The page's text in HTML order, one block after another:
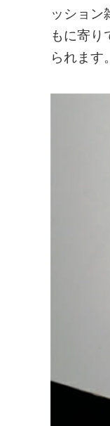
ッション
もに寄り
られます。